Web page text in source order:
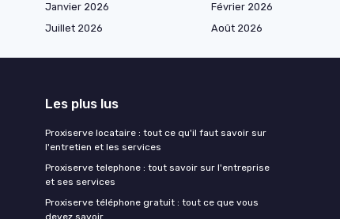
Janvier 2026
Février 2026
Juillet 2026
Août 2026
Les plus lus
Proxiserve locataire : tout ce qu'il faut savoir sur
l'entretien et les services
Proxiserve telephone : tout savoir sur l'entreprise
et ses services
Proxiserve téléphone gratuit : tout ce que vous
devez savoir